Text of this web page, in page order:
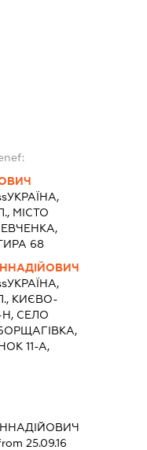
УКРАЇНА,
МІСТО
68
УКРАЇНА,
КИЄВО-
СЕЛО
11-А,
25.09.16